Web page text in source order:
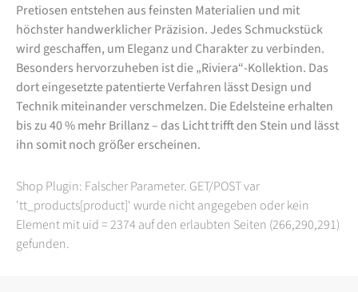
Pretiosen entstehen aus feinsten Materialien und mit
höchster handwerklicher Präzision. Jedes Schmuckstück
wird geschaffen, um Eleganz und Charakter zu verbinden.
Besonders hervorzuheben ist die „Riviera“-Kollektion. Das
dort eingesetzte patentierte Verfahren lässt Design und
Technik miteinander verschmelzen. Die Edelsteine erhalten
bis zu 40 % mehr Brillanz – das Licht trifft den Stein und lässt
ihn somit noch größer erscheinen.
Shop Plugin: Falscher Parameter. GET/POST var
'tt_products[product]' wurde nicht angegeben oder kein
Element mit uid = 2374 auf den erlaubten Seiten (266,290,291)
gefunden.